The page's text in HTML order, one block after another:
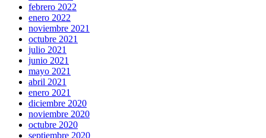
febrero 2022
enero 2022
noviembre 2021
octubre 2021
julio 2021
junio 2021
mayo 2021
abril 2021
enero 2021
diciembre 2020
noviembre 2020
octubre 2020
septiembre 2020